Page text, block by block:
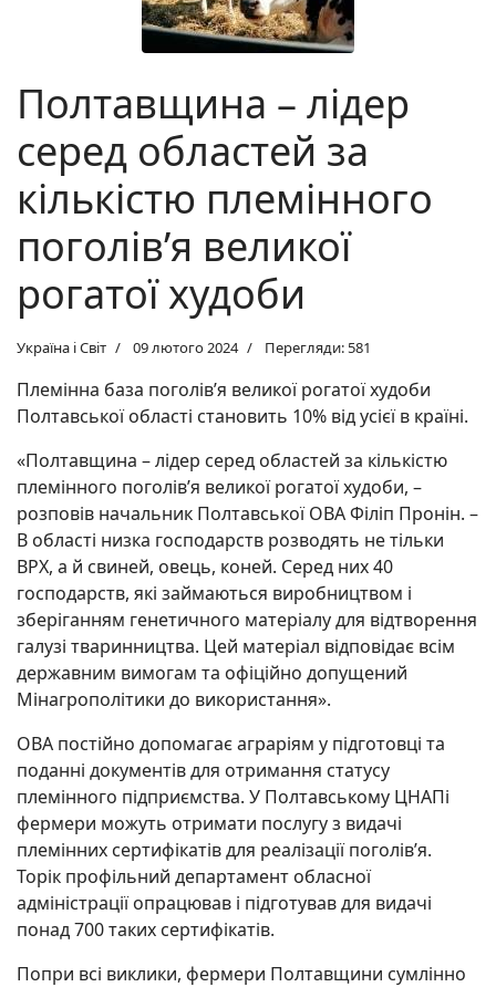
Полтавщина – лідер
серед областей за
кількістю племінного
поголів’я великої
рогатої худоби
Україна і Світ 09 лютого 2024 Перегляди: 581
Племінна база поголів’я великої рогатої худоби
Полтавської області становить 10% від усієї в країні.
«Полтавщина – лідер серед областей за кількістю
племінного поголів’я великої рогатої худоби, –
розповів начальник Полтавської ОВА Філіп Пронін. –
В області низка господарств розводять не тільки
ВРХ, а й свиней, овець, коней. Серед них 40
господарств, які займаються виробництвом і
зберіганням генетичного матеріалу для відтворення
галузі тваринництва. Цей матеріал відповідає всім
державним вимогам та офіційно допущений
Мінагрополітики до використання».
ОВА постійно допомагає аграріям у підготовці та
поданні документів для отримання статусу
племінного підприємства. У Полтавському ЦНАПі
фермери можуть отримати послугу з видачі
племінних сертифікатів для реалізації поголівʼя.
Торік профільний департамент обласної
адміністрації опрацював і підготував для видачі
понад 700 таких сертифікатів.
Попри всі виклики, фермери Полтавщини сумлінно